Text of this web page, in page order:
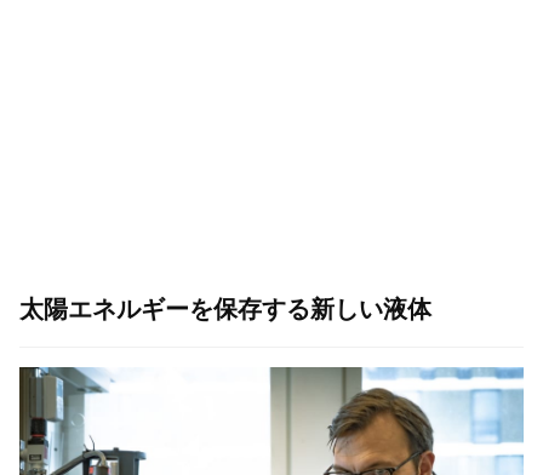
太陽エネルギーを保存する新しい液体